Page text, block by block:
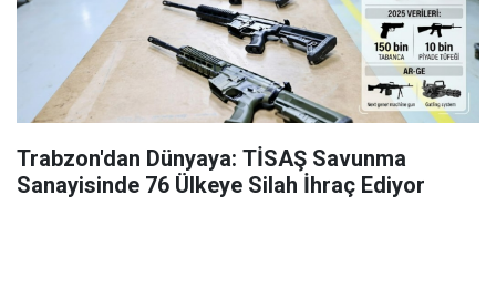
Trabzon'dan Dünyaya: TİSAŞ Savunma
Sanayisinde 76 Ülkeye Silah İhraç Ediyor